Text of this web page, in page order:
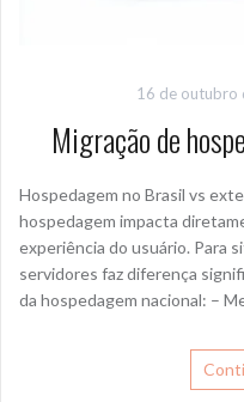
16 de outubro
Migração de
Hospedagem no Brasil vs
hospedagem impacta
experiência do usuário. Para
servidores faz diferença
da hospedagem nacional: –